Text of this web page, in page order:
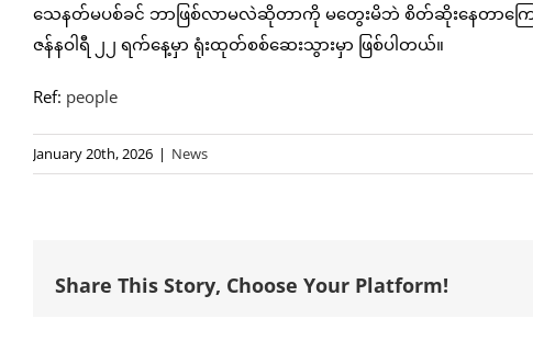
သေနတ်မပစ်ခင် ဘာဖြစ်လာမလဲဆိုတာကို မတွေးမိဘဲ စိတ်ဆိုးနေတာက
ဇန်နဝါရီ ၂၂ ရက်နေ့မှာ ရုံးထုတ်စစ်ဆေးသွားမှာ ဖြစ်ပါတယ်။
Ref: people
January 20th, 2026 | News
Share This Story, Choose Your Platform!